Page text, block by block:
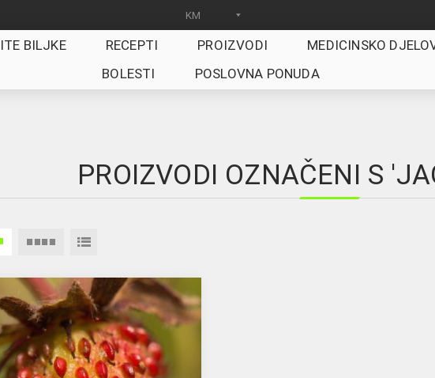
BILJKE RECEPTI PROIZVODI
MEDICINSKO
BOLESTI
POSLOVNA PONUDA
PROIZVODI OZNAČENI S